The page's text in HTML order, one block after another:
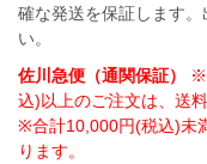
確な発送を保証します
い。
佐川急便（通関保証）
※
込)以上のご注文は、送
※合計10,000円(税込)未
ります。